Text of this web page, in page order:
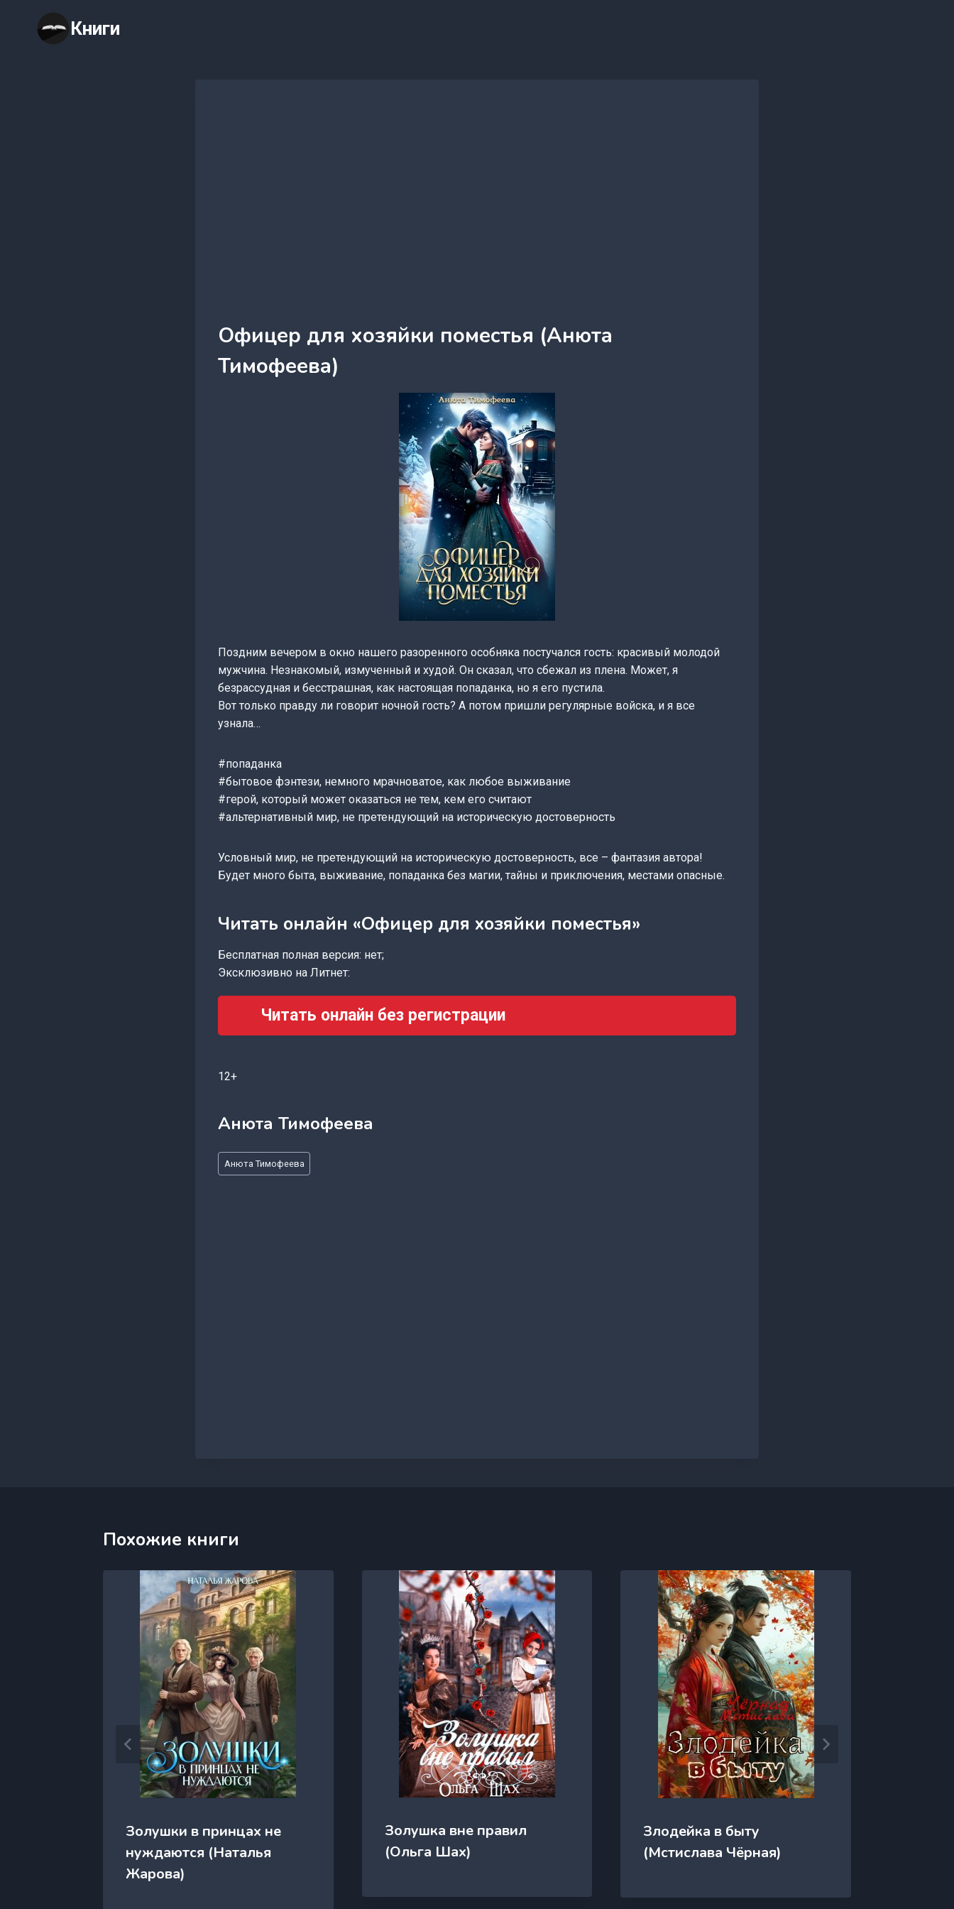
содержимому
Книги
Офицер для хозяйки поместья (Анюта
Тимофеева)
Поздним вечером в окно нашего разоренного особняка постучался гость: красивый молодой
мужчина. Незнакомый, измученный и худой. Он сказал, что сбежал из плена. Может, я
безрассудная и бесстрашная, как настоящая попаданка, но я его пустила.
Вот только правду ли говорит ночной гость? А потом пришли регулярные войска, и я все
узнала…
#попаданка
#бытовое фэнтези, немного мрачноватое, как любое выживание
#герой, который может оказаться не тем, кем его считают
#альтернативный мир, не претендующий на историческую достоверность
Условный мир, не претендующий на историческую достоверность, все – фантазия автора!
Будет много быта, выживание, попаданка без магии, тайны и приключения, местами опасные.
Читать онлайн «Офицер для хозяйки поместья»
Бесплатная полная версия: нет;
Эксклюзивно на Литнет:
Читать онлайн без регистрации
12+
Анюта Тимофеева
Метки
записи:
Анюта Тимофеева
Похожие книги
Золушки в принцах не
нуждаются (Наталья
Жарова)
Золушка вне правил
(Ольга Шах)
Злодейка в быту
(Мстислава Чёрная)